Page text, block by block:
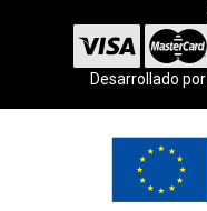
Desarrollado por